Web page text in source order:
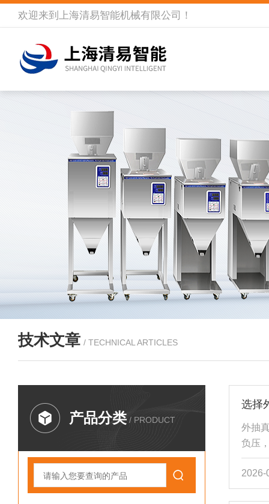
欢迎来到 上海清易智能机械有限公司 ！
技术文章 / TECHNICAL ARTICLES
产品分类 / PRODUCT
选择
外抽
负压
精密
运输
需求
2026-